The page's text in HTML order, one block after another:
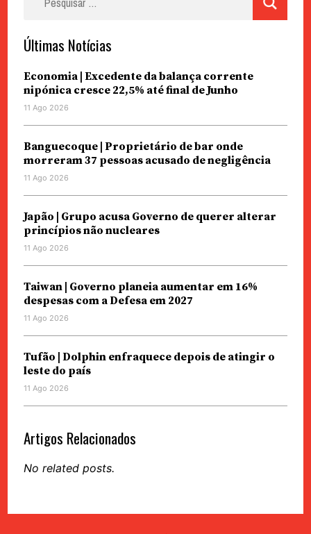
Últimas Notícias
Economia | Excedente da balança corrente
nipónica cresce 22,5% até final de Junho
11 Ago 2026
Banguecoque | Proprietário de bar onde
morreram 37 pessoas acusado de negligência
11 Ago 2026
Japão | Grupo acusa Governo de querer alterar
princípios não nucleares
11 Ago 2026
Taiwan | Governo planeia aumentar em 16%
despesas com a Defesa em 2027
11 Ago 2026
Tufão | Dolphin enfraquece depois de atingir o
leste do país
11 Ago 2026
Artigos Relacionados
No related posts.